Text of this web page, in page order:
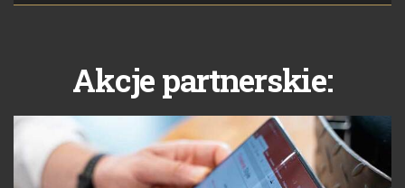
Akcje partnerskie: